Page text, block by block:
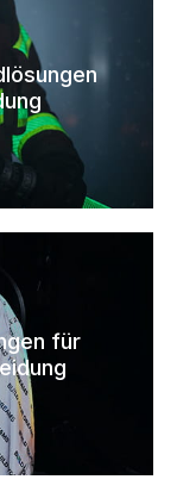
für